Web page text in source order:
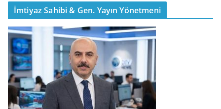
İmtiyaz Sahibi & Gen. Yayın Yönetmeni